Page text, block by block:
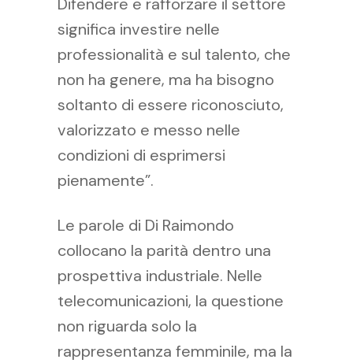
significa investire nelle
professionalità e sul talento, che
non ha genere, ma ha bisogno
soltanto di essere riconosciuto,
valorizzato e messo nelle
condizioni di esprimersi
pienamente”.
Le parole di Di Raimondo
collocano la parità dentro una
prospettiva industriale. Nelle
telecomunicazioni, la questione
non riguarda solo la
rappresentanza femminile, ma la